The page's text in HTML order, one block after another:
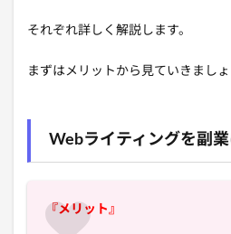
それぞれ詳しく解説します。
まずはメリットから見ていきましょ
Webライティングを副
『メリット』